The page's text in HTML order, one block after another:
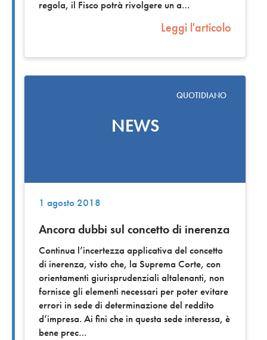
regola, il Fisco potrà rivolgere un a
Leggi l'articolo
NEWS
QUOTIDIANO
1 agosto 2018
Ancora dubbi sul concetto di inerenza
Continua l’incertezza applicativa del concetto
di inerenza, visto che, la Suprema Corte, con
orientamenti giurisprudenziali altalenanti, non
fornisce gli elementi necessari per poter evitare
errori in sede di determinazione del reddito
d’impresa. Ai fini che in questa sede interessa, è
bene prec